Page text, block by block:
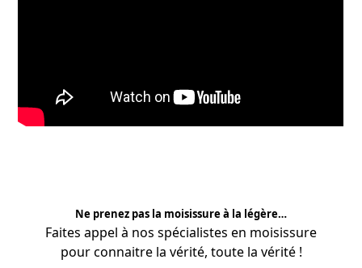
Ne prenez pas la moisissure à la légère…
Faites appel à nos spécialistes en moisissure
pour connaitre la vérité, toute la vérité !